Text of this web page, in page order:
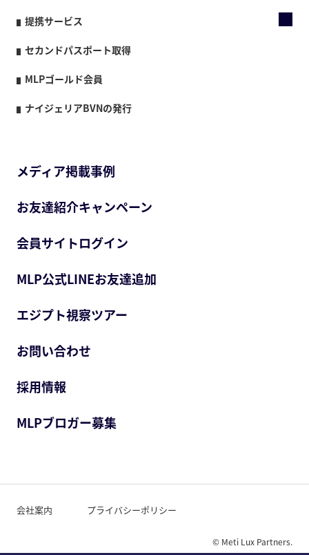
提携サービス
セカンドパスポート取得
MLPゴールド会員
ナイジェリアBVNの発行
メディア掲載事例
お友達紹介キャンペーン
会員サイトログイン
MLP公式LINEお友達追加
エジプト視察ツアー
お問い合わせ
採用情報
MLPブロガー募集
会社案内 プライバシーポリシー
© Meti Lux Partners.